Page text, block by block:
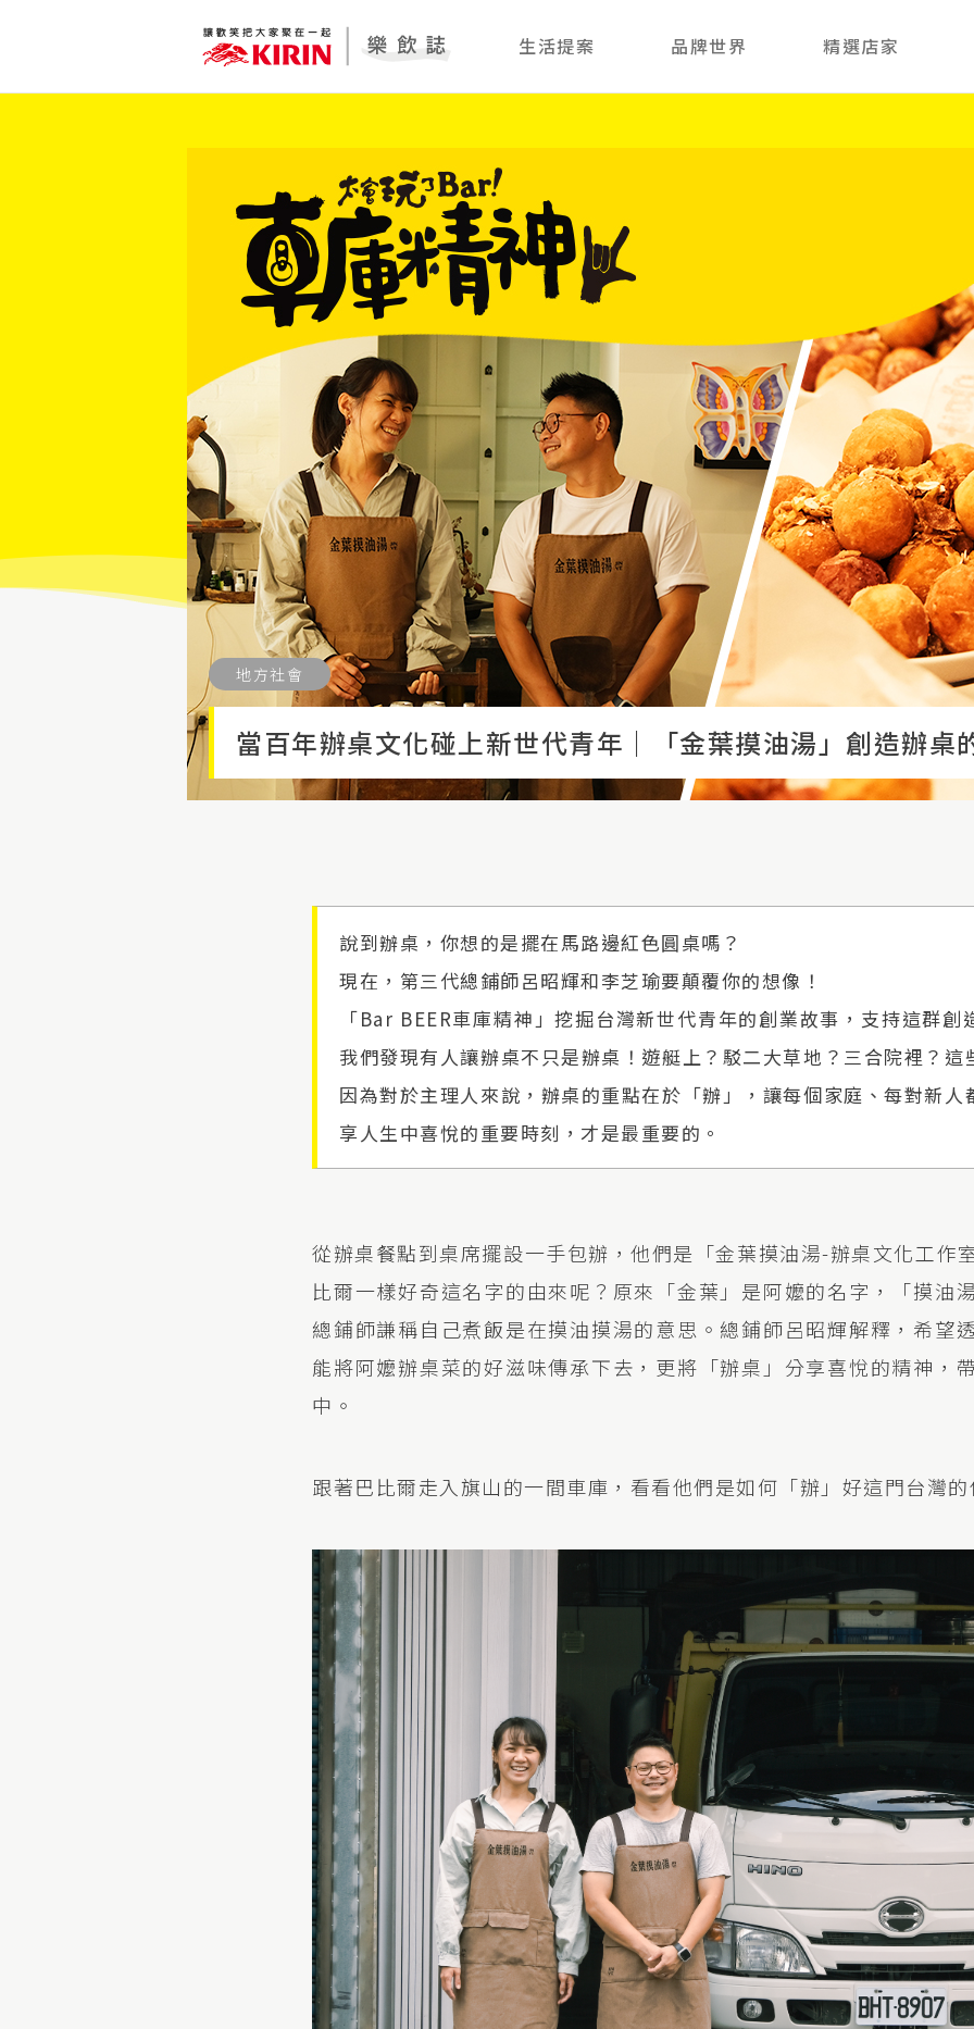
生活提案 品牌世界 精選店家
地方社會
當百年辦桌文化碰上新世代青年｜「金葉摸油湯」創造辦桌
說到辦桌，你想的是擺在馬路邊紅色圓桌嗎？
現在，第三代總鋪師呂昭輝和李芝瑜要顛覆你的想像！
「Bar BEER車庫精神」挖掘台灣新世代青年的創業故事，支持這群創
我們發現有人讓辦桌不只是辦桌！遊艇上？駁二大草地？三合院裡？這
因為對於主理人來說，辦桌的重點在於「辦」，讓每個家庭、每對新人
享人生中喜悅的重要時刻，才是最重要的。
從辦桌餐點到桌席擺設一手包辦，他們是「金葉摸油湯-辦桌文化工作
比爾一樣好奇這名字的由來呢？原來「金葉」是阿嬤的名字，「摸油
總鋪師謙稱自己煮飯是在摸油摸湯的意思。總鋪師呂昭輝解釋，希望
能將阿嬤辦桌菜的好滋味傳承下去，更將「辦桌」分享喜悅的精神，
中。
跟著巴比爾走入旗山的一間車庫，看看他們是如何「辦」好這門台灣